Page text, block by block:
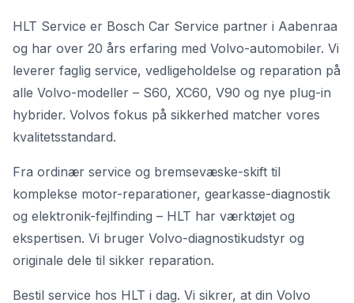
HLT Service er Bosch Car Service partner i Aabenraa
og har over 20 års erfaring med Volvo-automobiler. Vi
leverer faglig service, vedligeholdelse og reparation på
alle Volvo-modeller – S60, XC60, V90 og nye plug-in
hybrider. Volvos fokus på sikkerhed matcher vores
kvalitetsstandard.
Fra ordinær service og bremsevæske-skift til
komplekse motor-reparationer, gearkasse-diagnostik
og elektronik-fejlfinding – HLT har værktøjet og
ekspertisen. Vi bruger Volvo-diagnostikudstyr og
originale dele til sikker reparation.
Bestil service hos HLT i dag. Vi sikrer, at din Volvo